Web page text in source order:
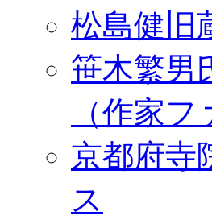
松島健旧
笹木繁男
（作家フ
京都府寺
ス